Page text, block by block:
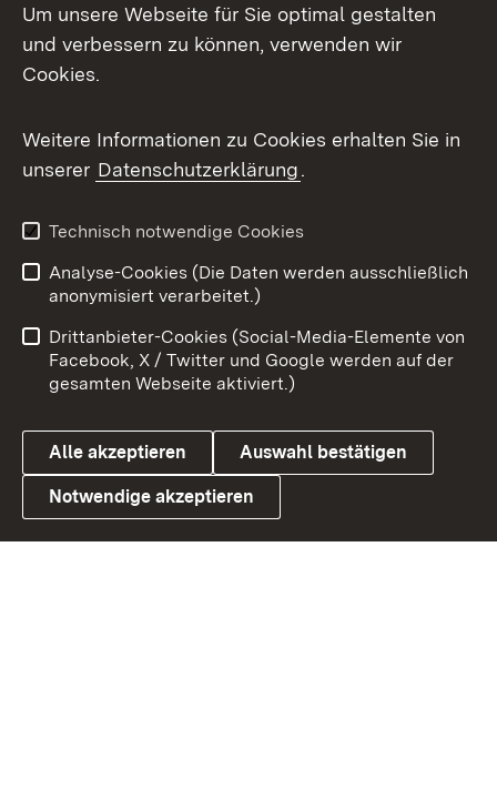
Facebook
X / Twitter
Youtube
Link zum Landesportal
Impressum
Kontakt
Barrierefreiheit
Datenschutz
Cookies
Um unsere Webseite für Sie optimal gestalten
und verbessern zu können, verwenden wir
Cookies.
Weitere Informationen zu Cookies erhalten Sie in
unserer Datenschutzerklärung.
Technisch notwendige Cookies
Analyse-Cookies (Die Daten werden ausschließlich
anonymisiert verarbeitet.)
Drittanbieter-Cookies (Social-Media-Elemente von
Facebook, X / Twitter und Google werden auf der
gesamten Webseite aktiviert.)
Alle akzeptieren Auswahl bestätigen
Notwendige akzeptieren